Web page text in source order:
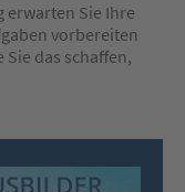
erwarten Sie Ihre
vorbereiten
das schaffen,